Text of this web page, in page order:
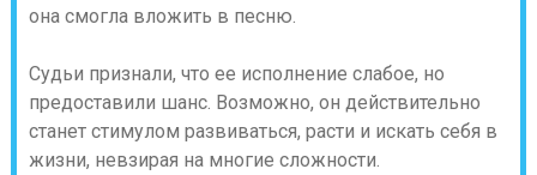
она смогла вложить в песню.
Судьи признали, что ее исполнение слабое, но
предоставили шанс. Возможно, он действительно
станет стимулом развиваться, расти и искать себя в
жизни, невзирая на многие сложности.